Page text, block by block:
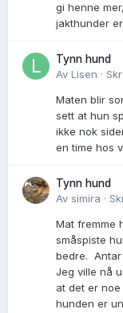
gi henne
jakthunder
Tynn hund
Av Lisen ·
Maten blir
sett at hun
ikke nok
en time hos
Tynn hund
Av simira ·
Mat fremme
småspiste
bedre. Antar
Jeg ville nå
at det er
hunden er